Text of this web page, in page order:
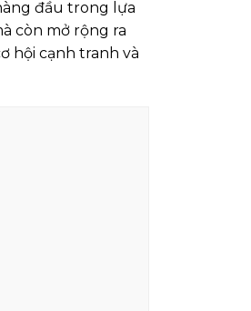
đầu trong lựa
còn mở rộng ra
hội cạnh tranh và